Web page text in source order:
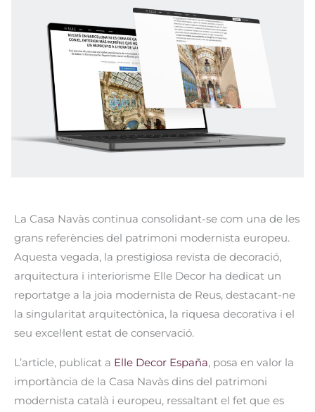
La Casa Navàs continua consolidant-se com una de les
grans referències del patrimoni modernista europeu.
Aquesta vegada, la prestigiosa revista de decoració,
arquitectura i interiorisme Elle Decor ha dedicat un
reportatge a la joia modernista de Reus, destacant-ne
la singularitat arquitectònica, la riquesa decorativa i el
seu excel·lent estat de conservació.
L’article, publicat a Elle Decor España, posa en valor la
importància de la Casa Navàs dins del patrimoni
modernista català i europeu, ressaltant el fet que es